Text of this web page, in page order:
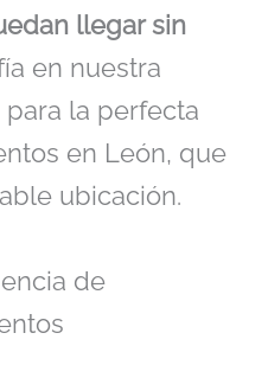
llegar sin
en nuestra
la perfecta
en León, que
ubicación.
de